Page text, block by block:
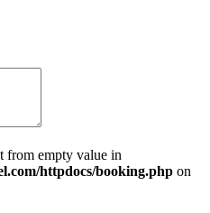
from empty value in
httpdocs/booking.php on